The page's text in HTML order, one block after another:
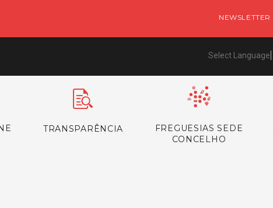
NEWSLETTER
Select Language
TRANSPARÊNCIA
FREGUESIAS SEDE
CONCELHO